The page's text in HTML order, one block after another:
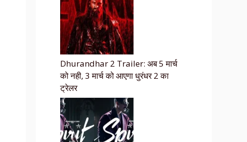
Dhurandhar 2 Trailer: अब 5 मार्च
को नही, 3 मार्च को आएगा धुरंधर 2 का
ट्रेलर